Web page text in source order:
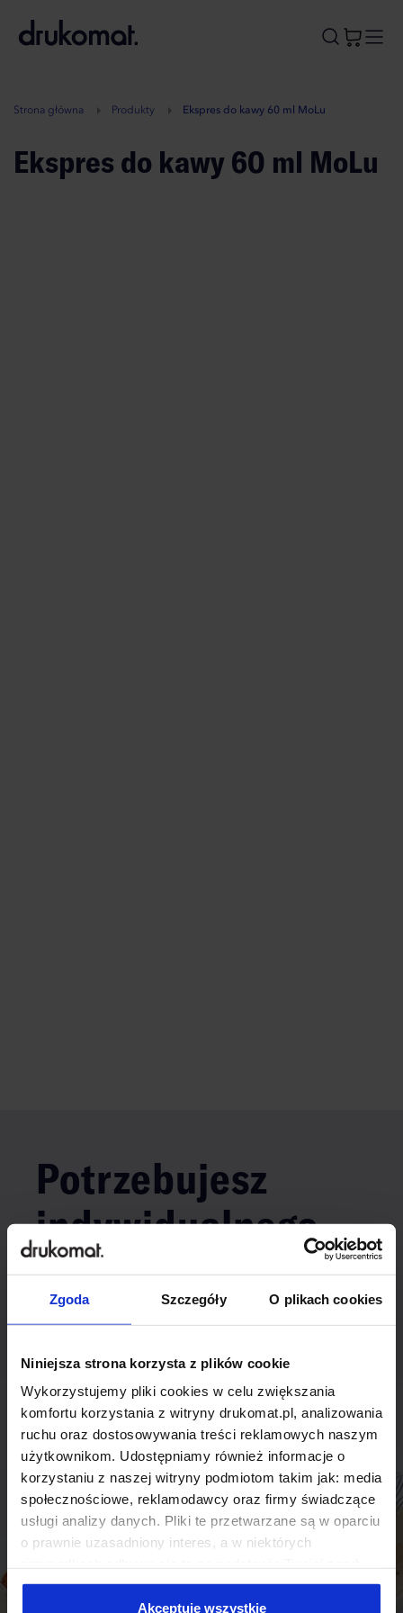
Zgoda Szczegóły O plikach cookies
Niniejsza strona korzysta z plików cookie
Wykorzystujemy pliki cookies w celu zwiększania
komfortu korzystania z witryny drukomat.pl, analizowania
ruchu oraz dostosowywania treści reklamowych naszym
użytkownikom. Udostępniamy również informacje o
korzystaniu z naszej witryny podmiotom takim jak: media
społecznościowe, reklamodawcy oraz firmy świadczące
usługi analizy danych. Pliki te przetwarzane są w oparciu
o prawnie uzasadniony interes, a w niektórych
Niektóre z plików cookies dostarczane i przetwarzane są
przez naszych zewnętrznych partnerów, z których listą
Akceptuję wszystkie
A
Strona główna Produkty Ekspres do kawy 60 ml MoLu
Ekspres do kawy 60 ml MoLu
Potrzebujesz
indywidualnego
rozwiązania?
Odezwij się do nas, aby omówić